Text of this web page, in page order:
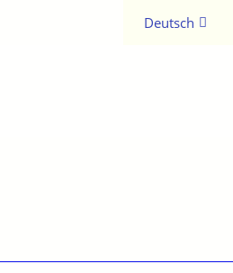
Deutsch